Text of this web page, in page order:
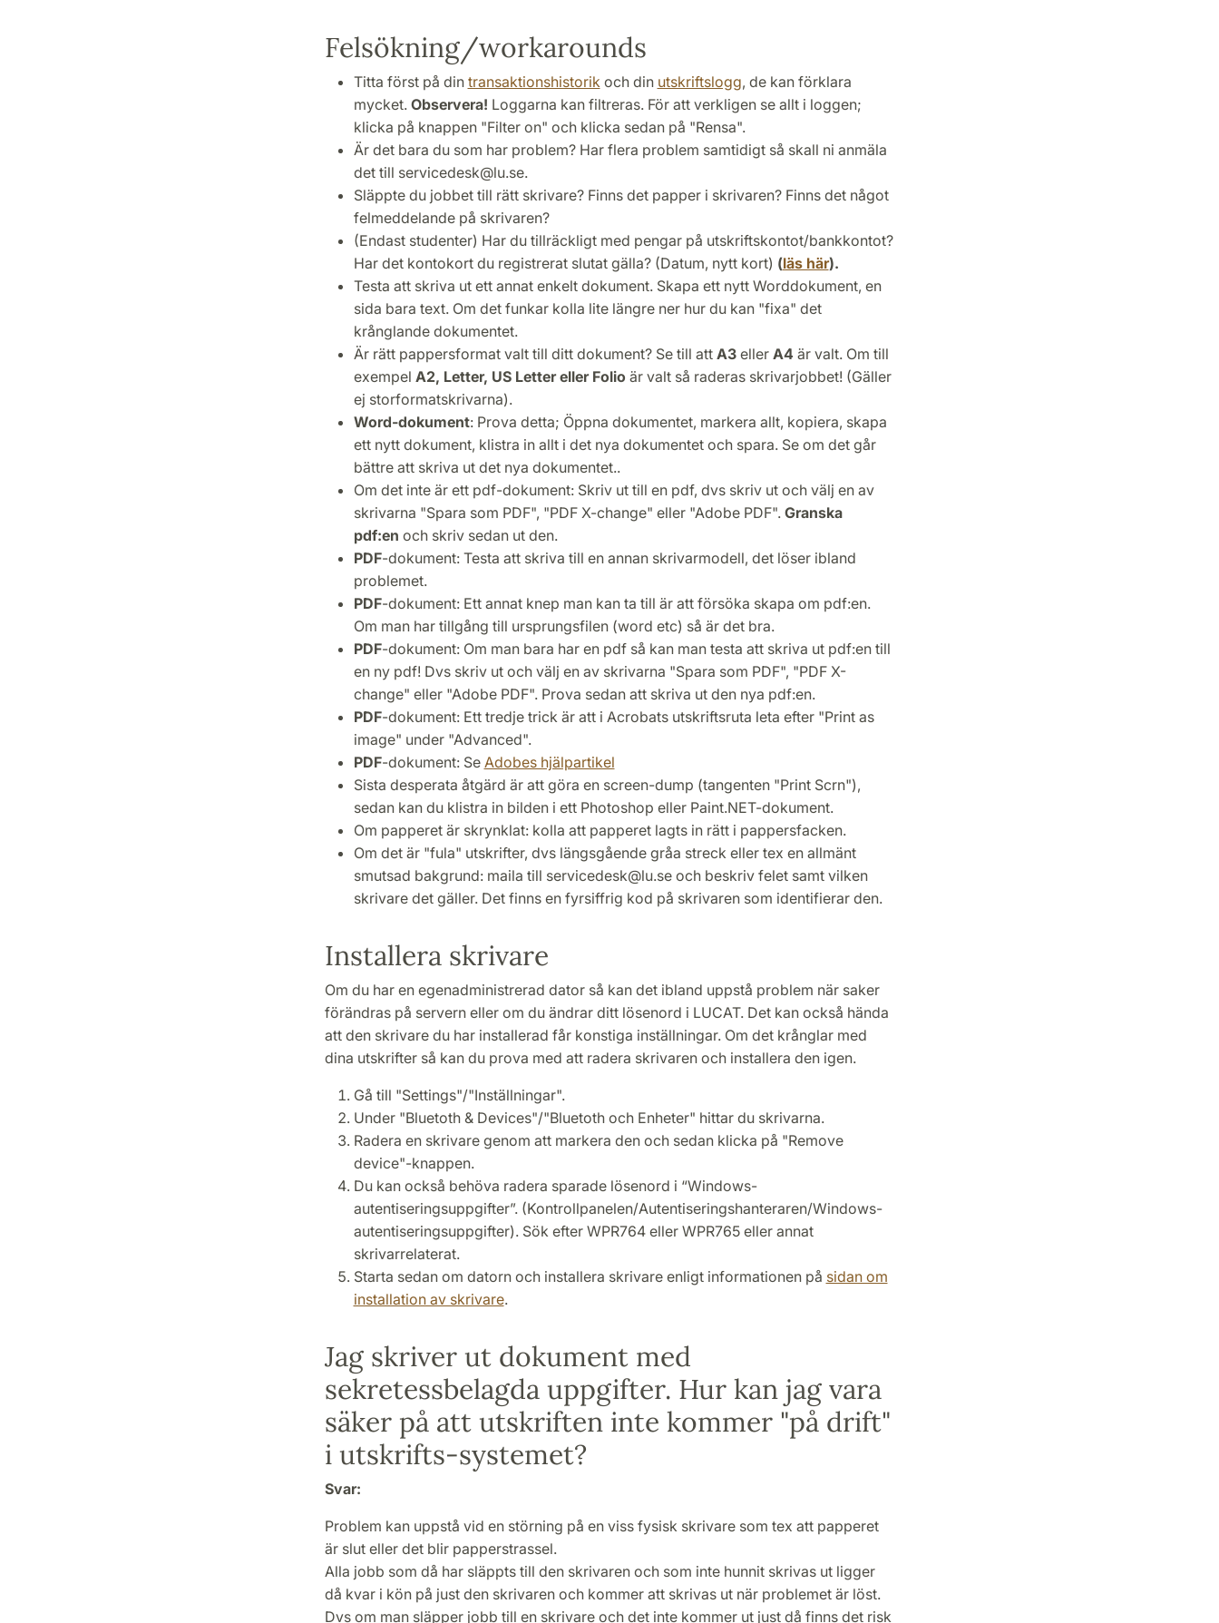
Felsökning/workarounds
Titta först på din transaktionshistorik och din utskriftslogg, de kan förklara
mycket. Observera! Loggarna kan filtreras. För att verkligen se allt i loggen;
klicka på knappen "Filter on" och klicka sedan på "Rensa".
Är det bara du som har problem? Har flera problem samtidigt så skall ni anmäla
det till servicedesk@lu.se.
Släppte du jobbet till rätt skrivare? Finns det papper i skrivaren? Finns det något
felmeddelande på skrivaren?
(Endast studenter) Har du tillräckligt med pengar på utskriftskontot/bankkontot?
Har det kontokort du registrerat slutat gälla? (Datum, nytt kort) (läs här).
Testa att skriva ut ett annat enkelt dokument. Skapa ett nytt Worddokument, en
sida bara text. Om det funkar kolla lite längre ner hur du kan "fixa" det
krånglande dokumentet.
Är rätt pappersformat valt till ditt dokument? Se till att A3eller A4 är valt. Om till
exempel A2, Letter, US Letter eller Folio är valt så raderas skrivarjobbet! (Gäller
ej storformatskrivarna).
Word-dokument: Prova detta; Öppna dokumentet, markera allt, kopiera, skapa
ett nytt dokument, klistra in allt i det nya dokumentet och spara. Se om det går
bättre att skriva ut det nya dokumentet..
Om det inte är ett pdf-dokument: Skriv ut till en pdf, dvs skriv ut och välj en av
skrivarna "Spara som PDF", "PDF X-change" eller "Adobe PDF". Granska
pdf:en och skriv sedan ut den.
PDF-dokument: Testa att skriva till en annan skrivarmodell, det löser ibland
problemet.
PDF-dokument: Ett annat knep man kan ta till är att försöka skapa om pdf:en.
Om man har tillgång till ursprungsfilen (word etc) så är det bra.
PDF-dokument: Om man bara har en pdf så kan man testa att skriva ut pdf:en till
en ny pdf! Dvs skriv ut och välj en av skrivarna "Spara som PDF", "PDF X-
change" eller "Adobe PDF". Prova sedan att skriva ut den nya pdf:en.
PDF-dokument: Ett tredje trick är att i Acrobats utskriftsruta leta efter "Print as
image" under "Advanced".
PDF-dokument: Se Adobes hjälpartikel
Sista desperata åtgärd är att göra en screen-dump (tangenten "Print Scrn"),
sedan kan du klistra in bilden i ett Photoshop eller Paint.NET-dokument.
Om papperet är skrynklat: kolla att papperet lagts in rätt i pappersfacken.
Om det är "fula" utskrifter, dvs längsgående gråa streck eller tex en allmänt
smutsad bakgrund: maila till servicedesk@lu.se och beskriv felet samt vilken
skrivare det gäller. Det finns en fyrsiffrig kod på skrivaren som identifierar den.
Installera skrivare
Om du har en egenadministrerad dator så kan det ibland uppstå problem när saker
förändras på servern eller om du ändrar ditt lösenord i LUCAT. Det kan också hända
att den skrivare du har installerad får konstiga inställningar. Om det krånglar med
dina utskrifter så kan du prova med att radera skrivaren och installera den igen.
Gå till "Settings"/"Inställningar".
Under "Bluetoth & Devices"/"Bluetoth och Enheter" hittar du skrivarna.
Radera en skrivare genom att markera den och sedan klicka på "Remove
device"-knappen.
Du kan också behöva radera sparade lösenord i “Windows-
autentiseringsuppgifter”. (Kontrollpanelen/Autentiseringshanteraren/Windows-
autentiseringsuppgifter). Sök efter WPR764 eller WPR765 eller annat
skrivarrelaterat.
Starta sedan om datorn och installera skrivare enligt informationen på sidan om
installation av skrivare.
Jag skriver ut dokument med
sekretessbelagda uppgifter. Hur kan jag vara
säker på att utskriften inte kommer "på drift"
i utskrifts-systemet?
Svar:
Problem kan uppstå vid en störning på en viss fysisk skrivare som tex att papperet
är slut eller det blir papperstrassel.
Alla jobb som då har släppts till den skrivaren och som inte hunnit skrivas ut ligger
då kvar i kön på just den skrivaren och kommer att skrivas ut när problemet är löst.
Dvs om man släpper jobb till en skrivare och det inte kommer ut just då finns det risk